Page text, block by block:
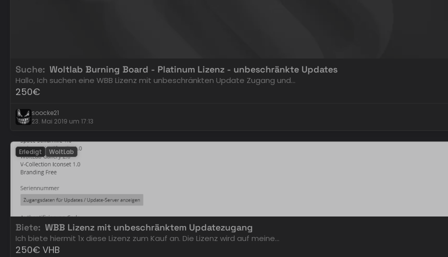
Suche Woltlab Burning Board - Platinum Lizenz - unbeschränkte Updates
Hallo, Ich suchen eine WBB Lizenz mit unbeschränkten Update Zugang und…
250€
soocke21
23. Mai 2019 um 17:13
Erledigt WoltLab
Biete WBB Lizenz mit unbeschränktem Updatezugang
Ich biete hiermit 1x diese Lizenz zum Kauf an. Die Lizenz wird auf meine…
250€ VHB